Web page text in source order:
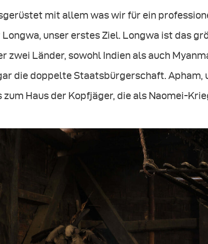
mit allem was wir für ein
unser erstes Ziel. Longwa ist das
zwei Länder, sowohl Indien als auch
die doppelte Staatsbürgerschaft.
zum Haus der Kopfjäger, die als Naomei-